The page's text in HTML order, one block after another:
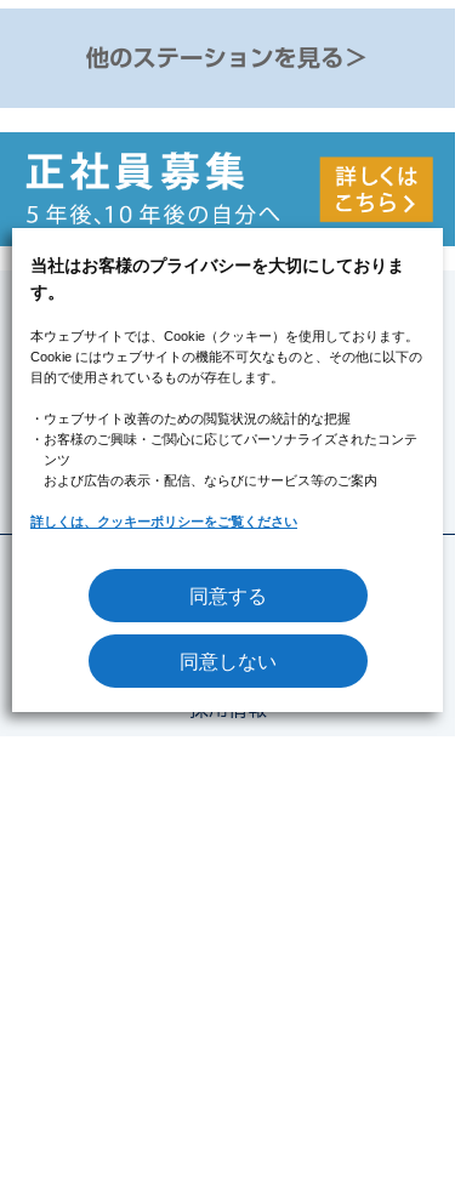
みずたま介護ステーションについて
トピックス
みずたま介護ステーションTOP
NEWS
採用情報
当社はお客様のプライバシーを大切にしておりま
す。
本ウェブサイトでは、Cookie（クッキー）を使用しております。
Cookie にはウェブサイトの機能不可欠なものと、その他に以下の
目的で使用されているものが存在します。
・ウェブサイト改善のための閲覧状況の統計的な把握
・お客様のご興味・ご関心に応じてパーソナライズされたコンテ
ンツ
および広告の表示・配信、ならびにサービス等のご案内
詳しくは、クッキーポリシーをご覧ください
同意する
同意しない